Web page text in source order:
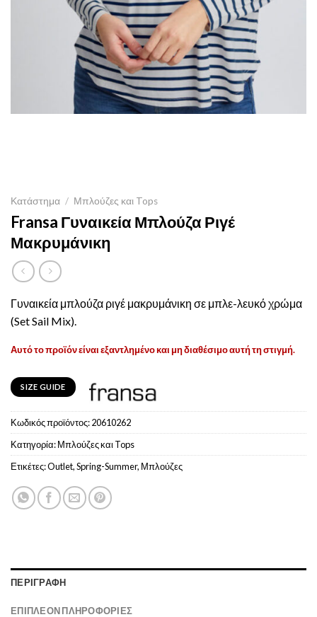
Κατάστημα / Μπλούζες και Tops
Fransa Γυναικεία Μπλούζα Ριγέ
Μακρυμάνικη
Γυναικεία μπλούζα ριγέ μακρυμάνικη σε μπλε-λευκό χρώμα
(Set Sail Mix).
Αυτό το προϊόν είναι εξαντλημένο και μη διαθέσιμο αυτή τη στιγμή.
SIZE GUIDE
Κωδικός προϊόντος:20610262
Κατηγορία:Μπλούζες και Tops
Ετικέτες:Outlet,Spring-Summer, Μπλούζες
ΠΕΡΙΓΡΑΦΉ
ΕΠΙΠΛΈΟΝ ΠΛΗΡΟΦΟΡΊΕΣ